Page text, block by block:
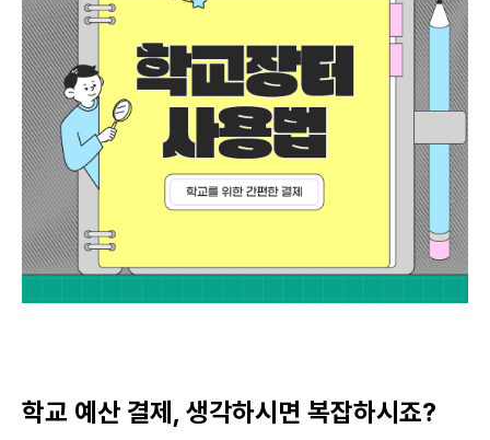
학교 예산 결제, 생각하시면 복잡하시죠?